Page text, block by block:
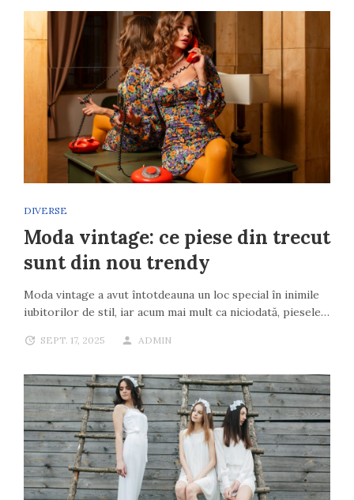
DIVERSE
Moda vintage: ce piese din trecut
sunt din nou trendy
Moda vintage a avut întotdeauna un loc special în inimile
iubitorilor de stil, iar acum mai mult ca niciodată, piesele…
SEPT. 17, 2025 ADMIN